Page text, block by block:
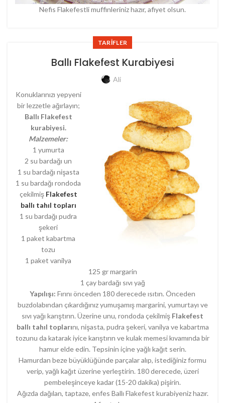
Nefis Flakefestli muffinleriniz hazır, afiyet olsun.
TARIFLER
Ballı Flakefest Kurabiyesi
Ali
Konuklarınızı yepyeni
bir lezzetle ağırlayın;
Ballı Flakefest
kurabiyesi.
Malzemeler:
1 yumurta
2 su bardağı un
1 su bardağı nişasta
1 su bardağı rondoda
çekilmiş Flakefest
ballı tahıl topları
1 su bardağı pudra
şekeri
1 paket kabartma
tozu
1 paket vanilya
125 gr margarin
1 çay bardağı sıvı yağ
Yapılışı: Fırını önceden 180 derecede ısıtın. Önceden
buzdolabından çıkardığınız yumuşamış margarini, yumurtayı ve
sıvı yağı karıştırın. Üzerine unu, rondoda çekilmiş Flakefest
ballı tahıl toplarını, nişasta, pudra şekeri, vanilya ve kabartma
tozunu da katarak iyice karıştırın ve kulak memesi kıvamında bir
hamur elde edin. Tepsinin içine yağlı kağıt serin.
Hamurdan beze büyüklüğünde parçalar alıp, istediğiniz formu
verip, yağlı kağıt üzerine yerleştirin. 180 derecede, üzeri
pembeleşinceye kadar (15-20 dakika) pişirin.
Ağızda dağılan, taptaze, enfes Ballı Flakefest kurabiyeniz hazır.